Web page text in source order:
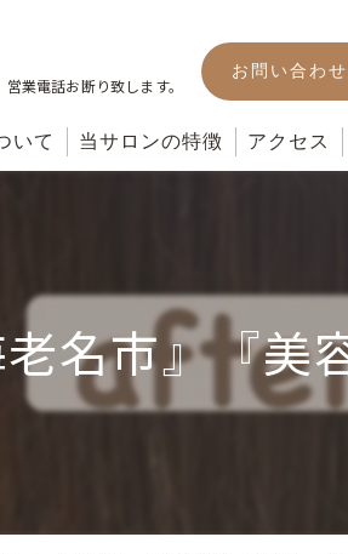
業電話お断り致します。
お問い合わ
いて 当サロンの特徴
パーマ
ヘッドスパ
アクセス
名市』『美